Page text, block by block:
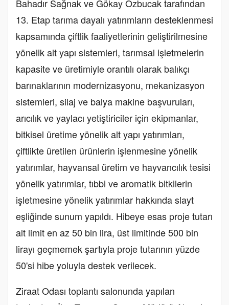
Bahadır Sağnak ve Gökay Özbucak tarafından
13. Etap tarıma dayalı yatırımların desteklenmesi
kapsamında çiftlik faaliyetlerinin geliştirilmesine
yönelik alt yapı sistemleri, tarımsal işletmelerin
kapasite ve üretimiyle orantılı olarak balıkçı
barınaklarının modernizasyonu, mekanizasyon
sistemleri, silaj ve balya makine başvuruları,
arıcılık ve yaylacı yetiştiriciler için ekipmanlar,
bitkisel üretime yönelik alt yapı yatırımları,
çiftlikte üretilen ürünlerin işlenmesine yönelik
yatırımlar, hayvansal üretim ve hayvancılık tesisi
yönelik yatırımlar, tıbbi ve aromatik bitkilerin
işletmesine yönelik yatırımlar hakkında slayt
eşliğinde sunum yapıldı. Hibeye esas proje tutarı
alt limit en az 50 bin lira, üst limitinde 500 bin
lirayı geçmemek şartıyla proje tutarının yüzde
50'si hibe yoluyla destek verilecek.
Ziraat Odası toplantı salonunda yapılan